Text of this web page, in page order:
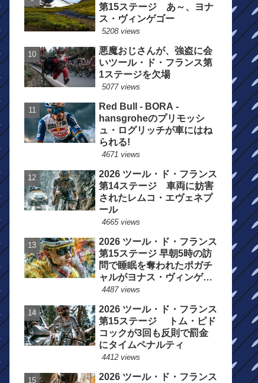
第15ステージ あ～、ヨナ
ス・ヴィンゲゴー
5208 views
悪魔おじさんが、強盗に会
いツール・ド・フランス第
1ステージを欠場
5077 views
Red Bull - BORA -
hansgroheのプリモッシ
ュ・ログリッチが車にはね
られる!
4671 views
2026 ツール・ド・フランス
第14ステージ 車両に妨害
されたレムコ・エヴェネプ
ール
4665 views
2026 ツール・ド・フランス
第15ステージ 早朝5時の訪
問で睡眠を奪われたポガチ
ャルがヨナス・ヴィンゲゴ
ーの離脱を惜しむ
4487 views
2026 ツール・ド・フランス
第15ステージ トム・ピド
コックが3回も反則で罰金
にタイムペナルティ
4412 views
2026 ツール・ド・フランス